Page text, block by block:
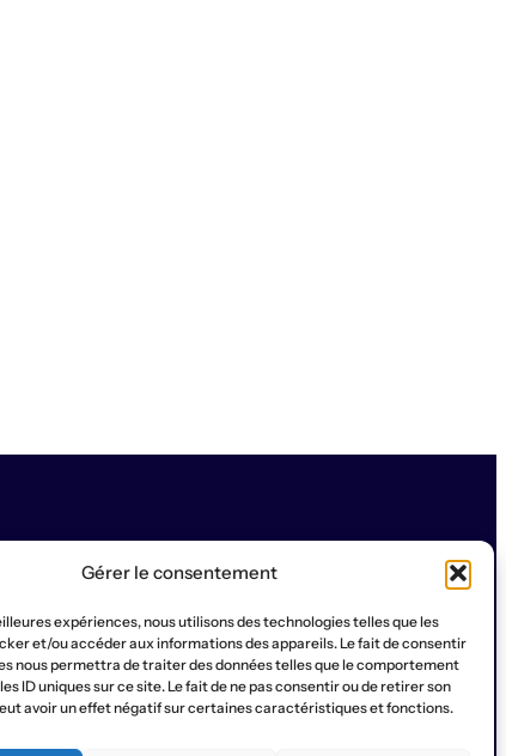
Gérer le consentement
expériences, nous utilisons des technologies telles que les
et/ou accéder aux informations des appareils. Le fait de consentir
nous permettra de traiter des données telles que le comportement
ID uniques sur ce site. Le fait de ne pas consentir ou de retirer son
avoir un effet négatif sur certaines caractéristiques et fonctions.
ContactQui sommes-nous?
SOCIAL
Instagram
WhatsApp
Facebook